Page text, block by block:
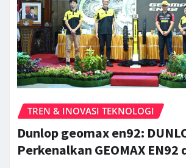
TREN & INOVASI TEKNOLOGI
Dunlop geomax en92:
Perkenalkan GEOMAX